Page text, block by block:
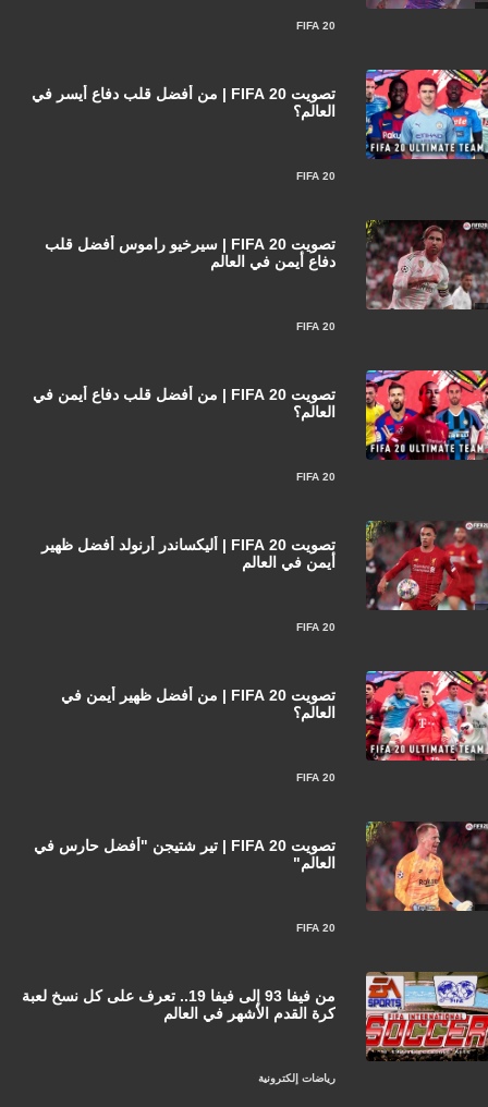
FIFA 20
FIFA 20
تصويت FIFA 20 | من أفضل قلب دفاع أيسر في
العالم؟
FIFA 20
تصويت FIFA 20 | سيرخيو راموس أفضل قلب
دفاع أيمن في العالم
FIFA 20
تصويت FIFA 20 | من أفضل قلب دفاع أيمن في
العالم؟
FIFA 20
تصويت FIFA 20 | أليكساندر أرنولد أفضل ظهير
أيمن في العالم
FIFA 20
تصويت FIFA 20 | من أفضل ظهير أيمن في
العالم؟
FIFA 20
تصويت FIFA 20 | تير شتيجن "أفضل حارس في
العالم"
رياضات إلكترونية
من فيفا 93 إلى فيفا 19.. تعرف على كل نسخ لعبة
كرة القدم الأشهر في العالم